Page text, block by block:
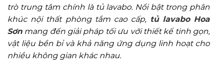
trò trung tâm chính là tủ lavabo. Nổi bật trong phân
khúc nội thất phòng tắm cao cấp, tủ lavabo Hoa
Sơnmang đến giải pháp tối ưu với thiết kế tinh gọn,
vật liệu bền bỉ và khả năng ứng dụng linh hoạt cho
nhiều không gian khác nhau.